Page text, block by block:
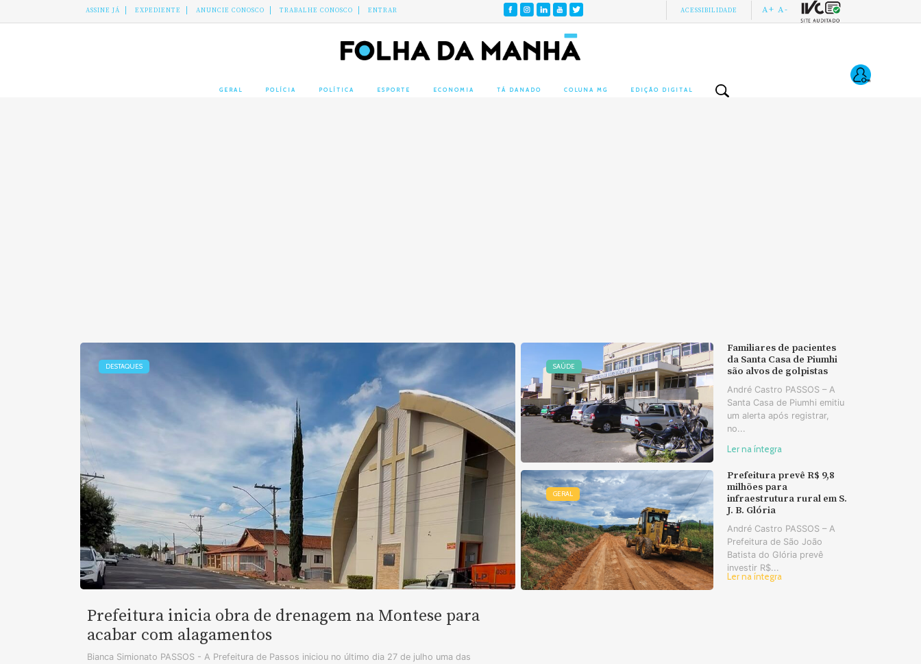
ASSINE JÁ EXPEDIENTE ANUNCIE CONOSCO TRABALHE CONOSCO ENTRAR ACESSIBILIDADE A+ A-
GERAL POLÍCIA POLÍTICA ESPORTE ECONOMIA TÁ DANADO COLUNA MG EDIÇÃO DIGITAL
DESTAQUES
Prefeitura inicia obra de drenagem na Montese para
acabar com alagamentos
Bianca Simionato PASSOS - A Prefeitura de Passos iniciou no último dia 27 de julho uma das
SAÚDE
Familiares de pacientes
da Santa Casa de Piumhi
são alvos de golpistas
André Castro PASSOS – A
Santa Casa de Piumhi emitiu
um alerta após registrar,
no...
Ler na íntegra
GERAL
Prefeitura prevê R$ 9,8
milhões para
infraestrutura rural em S.
J. B. Glória
André Castro PASSOS – A
Prefeitura de São João
Batista do Glória prevê
investir R$...
Ler na íntegra